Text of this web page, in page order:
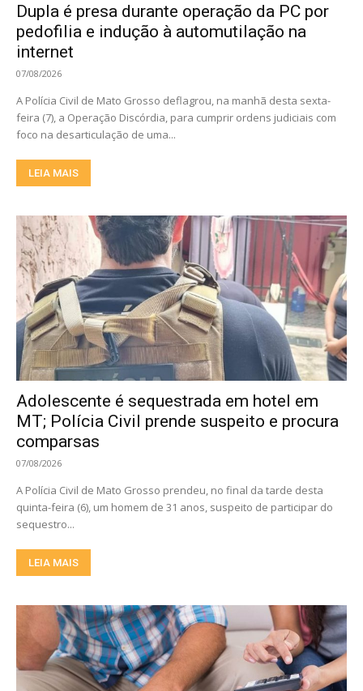
Dupla é presa durante operação da PC por
pedofilia e indução à automutilação na
internet
07/08/2026
A Polícia Civil de Mato Grosso deflagrou, na manhã desta sexta-
feira (7), a Operação Discórdia, para cumprir ordens judiciais com
foco na desarticulação de uma...
LEIA MAIS
Adolescente é sequestrada em hotel em
MT; Polícia Civil prende suspeito e procura
comparsas
07/08/2026
A Polícia Civil de Mato Grosso prendeu, no final da tarde desta
quinta-feira (6), um homem de 31 anos, suspeito de participar do
sequestro...
LEIA MAIS